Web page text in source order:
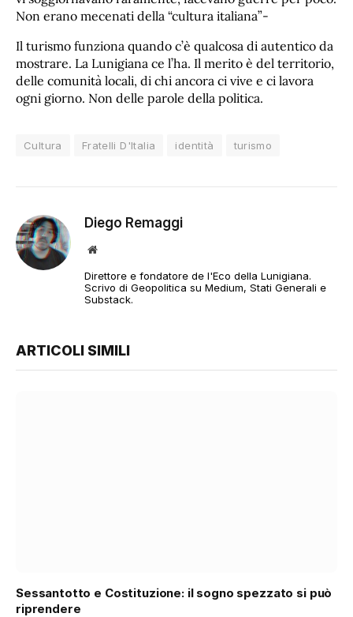
Non erano mecenati della “cultura italiana”-
Il turismo funziona quando c’è qualcosa di autentico da
mostrare. La Lunigiana ce l’ha. Il merito è del territorio,
delle comunità locali, di chi ancora ci vive e ci lavora
ogni giorno. Non delle parole della politica.
Cultura Fratelli D'Italia identità turismo
Diego Remaggi
Sito
Direttore e fondatore de l'Eco della Lunigiana.
Scrivo di Geopolitica su Medium, Stati Generali e
Substack.
ARTICOLI SIMILI
Sessantotto e Costituzione: il sogno spezzato si può
riprendere